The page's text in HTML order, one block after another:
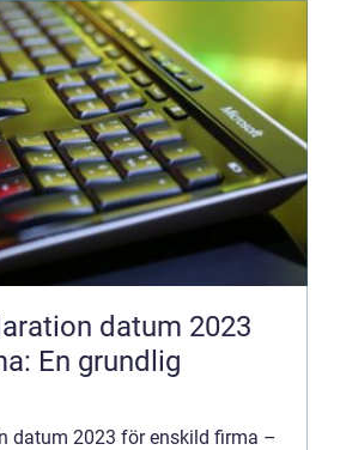
datum 2023
En grundlig
datum 2023 för enskild firma –